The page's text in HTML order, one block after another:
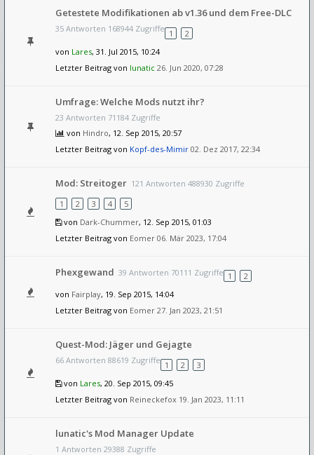
Getestete Modifikationen ab v1.36 und dem Free-DLC
35 Antworten 168944 Zugriffe 1
2
von Lares, 31. Jul 2015, 10:24
Letzter Beitrag von lunatic 26. Jun 2020, 07:28
Umfrage: Welche Mods nutzt ihr?
23 Antworten 71184 Zugriffe
von Hindro, 12. Sep 2015, 20:57
Letzter Beitrag von Kopf-des-Mimir 02. Dez 2017, 22:34
Mod: Streitoger 121 Antworten 488930 Zugriffe
1
2 3 4
5
von Dark-Chummer, 12. Sep 2015, 01:03
Letzter Beitrag von Eomer 06. Mär 2023, 17:04
Phexgewand 39 Antworten 70111 Zugriffe 1
2
von Fairplay, 19. Sep 2015, 14:04
Letzter Beitrag von Eomer 27. Jan 2023, 21:51
Quest-Mod: Jäger und Gejagte
66 Antworten 88619 Zugriffe 1 2
3
von Lares, 20. Sep 2015, 09:45
Letzter Beitrag von Reineckefox 19. Jan 2023, 11:11
lunatic's Mod Manager Update
1 Antworten 29388 Zugriffe